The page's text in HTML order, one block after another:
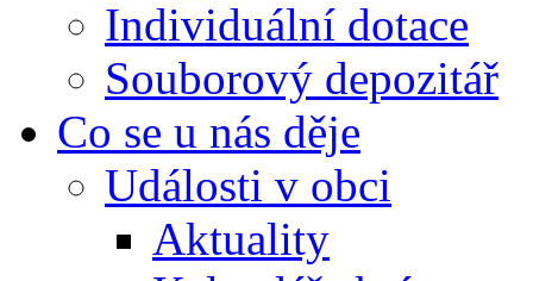
Individuální dotace
Souborový depozitář
Co se u nás děje
Události v obci
Aktuality